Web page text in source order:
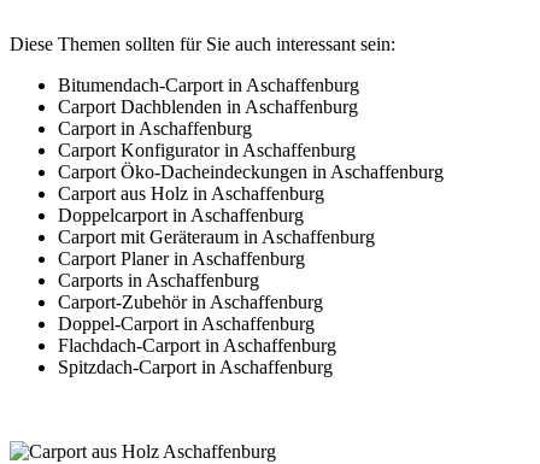
Diese Themen sollten für Sie auch interessant sein:
Bitumendach-Carport in Aschaffenburg
Carport Dachblenden in Aschaffenburg
Carport in Aschaffenburg
Carport Konfigurator in Aschaffenburg
Carport Öko-Dacheindeckungen in Aschaffenburg
Carport aus Holz in Aschaffenburg
Doppelcarport in Aschaffenburg
Carport mit Geräteraum in Aschaffenburg
Carport Planer in Aschaffenburg
Carports in Aschaffenburg
Carport-Zubehör in Aschaffenburg
Doppel-Carport in Aschaffenburg
Flachdach-Carport in Aschaffenburg
Spitzdach-Carport in Aschaffenburg